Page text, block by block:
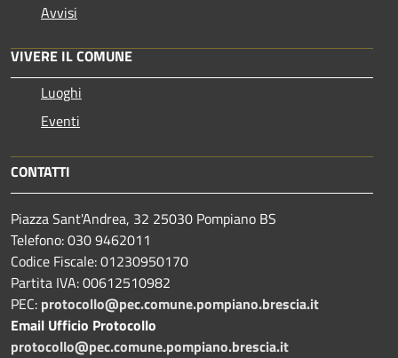
Avvisi
VIVERE IL COMUNE
Luoghi
Eventi
CONTATTI
Piazza Sant'Andrea, 32 25030 Pompiano BS
Telefono: 030 9462011
Codice Fiscale: 01230950170
Partita IVA: 00612510982
PEC: protocollo@pec.comune.pompiano.brescia.it
Email Ufficio Protocollo
protocollo@pec.comune.pompiano.brescia.it